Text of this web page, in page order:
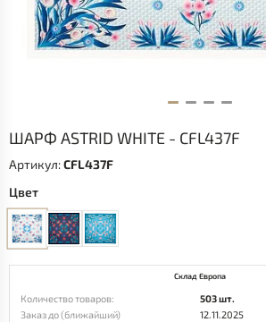
ШАРФ ASTRID WHITE - CFL437F
Артикул:CFL437F
Цвет
Склад Европа
Количество товаров:
503 шт.
Заказ до (ближайший)
12.11.2025